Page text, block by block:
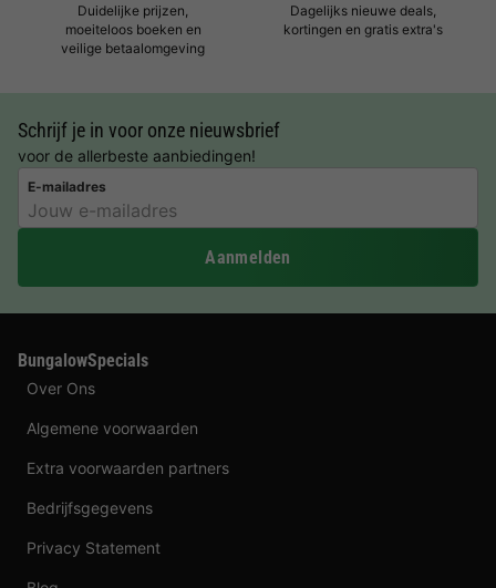
Duidelijke prijzen,
moeiteloos boeken en
veilige betaalomgeving
Dagelijks nieuwe deals,
kortingen en gratis extra's
Schrijf je in voor onze nieuwsbrief
voor de allerbeste aanbiedingen!
E-mailadres
Aanmelden
BungalowSpecials
Over Ons
Algemene voorwaarden
Extra voorwaarden partners
Bedrijfsgegevens
Privacy Statement